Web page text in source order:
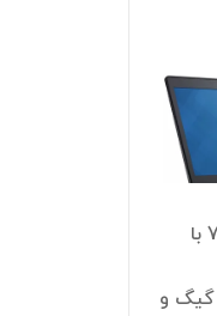
لپ تاپ استوک دل 7520 با
7700HQ با حافظه رم 16 گیگ و